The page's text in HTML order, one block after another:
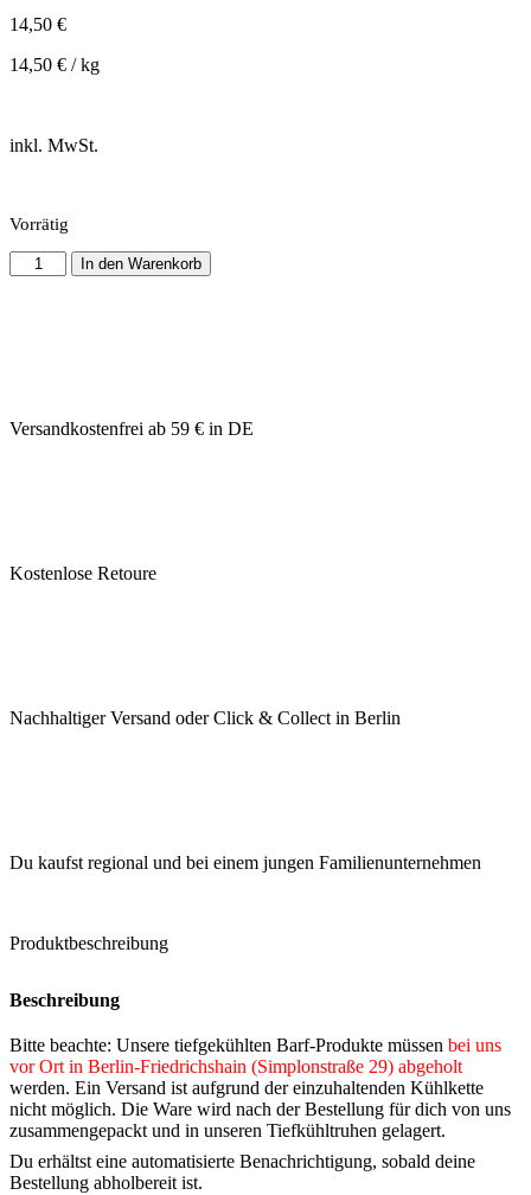
14,50 €
14,50 € /kg
inkl. MwSt.
Vorrätig
In den Warenkorb
Versandkostenfrei ab 59 € in DE
Kostenlose Retoure
Nachhaltiger Versand oder Click & Collect in Berlin
Du kaufst regional und bei einem jungen Familienunternehmen
Produktbeschreibung
Beschreibung
Bitte beachte: Unsere tiefgekühlten Barf-Produkte müssen bei uns
vor Ort in Berlin-Friedrichshain (Simplonstraße 29) abgeholt
werden. Ein Versand ist aufgrund der einzuhaltenden Kühlkette
nicht möglich. Die Ware wird nach der Bestellung für dich von uns
zusammengepackt und in unseren Tiefkühltruhen gelagert.
Du erhältst eine automatisierte Benachrichtigung, sobald deine
Bestellung abholbereit ist.